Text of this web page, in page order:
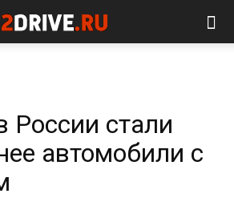
России стали
автомобили с